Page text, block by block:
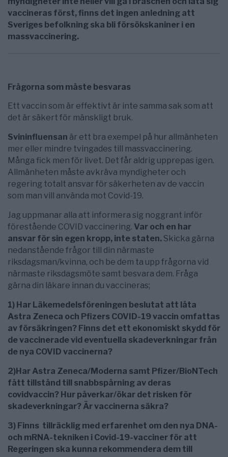
vaccineras först, finns det ingen anledning att
Sveriges befolkning ska bli försökskaniner i en
massvaccinering.
Frågorna som måste besvaras
Ett vaccin som är effektivt är inte samma sak som att
det är säkert för mänskligt bruk.
Svininfluensan är ett bra exempel på hur allmänheten
mer eller mindre tvingades till massvaccinering.
Många fick men för livet. Det får aldrig upprepas igen.
Allmänheten måste avkräva myndigheter och
regering totalt ansvar för säkerheten av de vaccin
som man vill använda mot Covid-19.
Jag uppmanar alla att informera sig noggrant inför
förestående COVID vaccinering. Var och en har
ansvar för sin egen kropp, inte staten. Skicka gärna
nedanstående frågor till din närmaste
riksdagsman/kvinna, och be dem ta upp frågorna vid
närmaste riksdagsmöte samt besvara dem. Fråga
gärna din läkare innan du vaccineras;
1) Har Läkemedelsföreningen beslutat att låta
Astra Zeneca och Pfizers COVID-19 vaccin omfattas
av försäkringen? Finns det ett ekonomiskt skydd för
de vaccinerade vid eventuella skadeverkningar från
de nya COVID vaccinerna?
2)Har Astra Zeneca/Moderna samt Pfizer/BioNTech
fått tillstånd till snabbspårning av deras
covidvaccin? Hur påverkar/ökar det risken för
skadeverkningar? Är vaccinerna säkra?
3) Finns tillräcklig med erfarenhet om den nya DNA-
och mRNA-tekniken i Covid-19-vacciner för att
Regeringen ska kunna rekommendera dem till